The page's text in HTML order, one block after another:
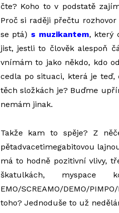
čte? Koho to v podstatě
Proč si raději přečtu
se ptá) s muzikantem, který
jist, jestli to člověk alespoň
vnímám to jako někdo, kdo
cedla po situaci, která je
těch složkách je? Buďme
nemám jinak.
Takže kam to spěje? Z
pětadvacetimegabitovou
má to hodně pozitivní vlivy,
škatulkách,
EMO/SCREAMO/DEMO/
toho? Jednoduše to už